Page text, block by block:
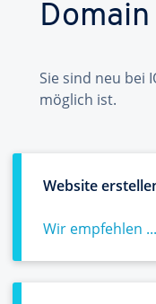
Sie sind neu bei
möglich ist.
Website
Wir empfehlen ...